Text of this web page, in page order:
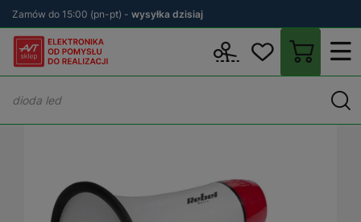
Zamów do 15:00 (pn-pt) - wysyłka dzisiaj
Megafon DH-08 5W